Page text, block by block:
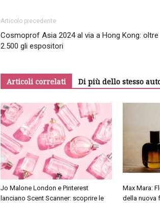
Articolo precedente
Cosmoprof Asia 2024 al via a Hong Kong: oltre
2.500 gli espositori
Articoli correlati Di più dello stesso
Jo Malone London e Pinterest
lanciano Scent Scanner: scoprire le
Max Mara:
della nuova